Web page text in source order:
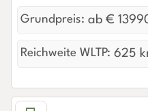
Grundpreis: ab €
Reichweite WLTP: 625